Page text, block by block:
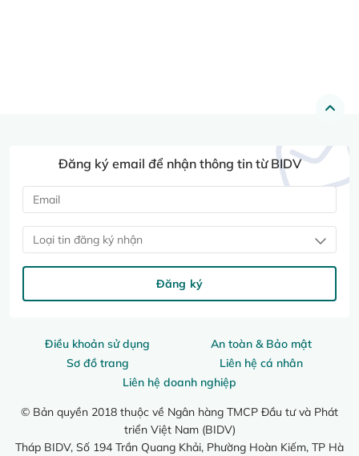
Điều khoản sử dụng
An toàn & Bảo mật
Sơ đồ trang
Liên hệ cá nhân
Liên hệ doanh nghiệp
© Bản quyền 2018 thuộc về Ngân hàng TMCP Đầu tư và Phát
triển Việt Nam (BIDV)
Tháp BIDV, Số 194 Trần Quang Khải, Phường Hoàn Kiếm, TP Hà
Đăng ký email để nhận thông tin từ BIDV
Loại tin đăng ký nhận
Đăng ký